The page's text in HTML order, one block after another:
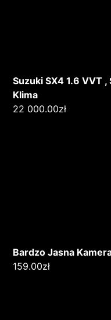
Suzuki SX4 1.6 VVT
Klima
22 000.00zł
Bardzo Jasna
159.00zł